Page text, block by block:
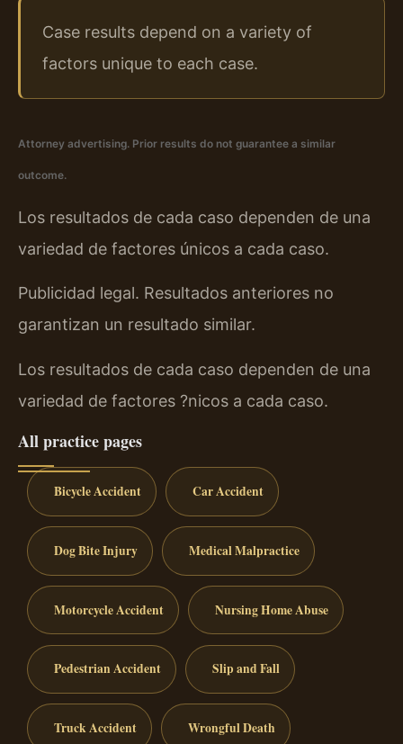
Case results depend on a variety of
factors unique to each case.
Attorney advertising. Prior results do not guarantee a similar
outcome.
Los resultados de cada caso dependen de una
variedad de factores únicos a cada caso.
Publicidad legal. Resultados anteriores no
garantizan un resultado similar.
Los resultados de cada caso dependen de una
variedad de factores ?nicos a cada caso.
All practice pages
Bicycle Accident Car Accident
Dog Bite Injury Medical Malpractice
Motorcycle Accident Nursing Home Abuse
Pedestrian Accident Slip and Fall
Truck Accident Wrongful Death